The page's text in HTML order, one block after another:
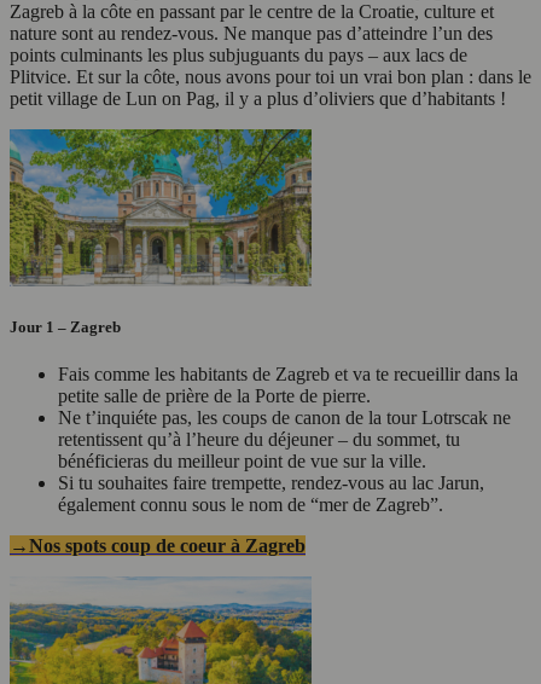
Zagreb à la côte en passant par le centre de la Croatie, culture et
nature sont au rendez-vous. Ne manque pas d’atteindre l’un des
points culminants les plus subjuguants du pays – aux lacs de
Plitvice. Et sur la côte, nous avons pour toi un vrai bon plan : dans le
petit village de Lun on Pag, il y a plus d’oliviers que d’habitants !
Jour 1 – Zagreb
Fais comme les habitants de Zagreb et va te recueillir dans la
petite salle de prière de la Porte de pierre.
Ne t’inquiéte pas, les coups de canon de la tour Lotrscak ne
retentissent qu’à l’heure du déjeuner – du sommet, tu
bénéficieras du meilleur point de vue sur la ville.
Si tu souhaites faire trempette, rendez-vous au lac Jarun,
également connu sous le nom de “mer de Zagreb”.
→Nos spots coup de coeur à Zagreb